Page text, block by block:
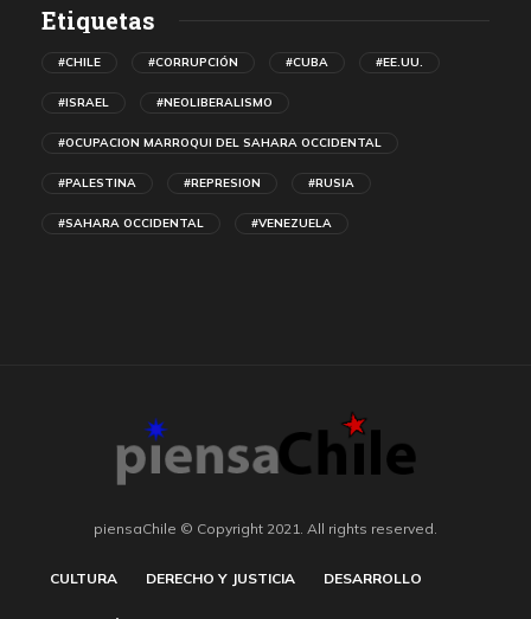
Etiquetas
#CHILE #CORRUPCIÓN #CUBA #EE.UU.
#ISRAEL #NEOLIBERALISMO
#OCUPACION MARROQUI DEL SAHARA OCCIDENTAL
#PALESTINA #REPRESION #RUSIA
#SAHARA OCCIDENTAL #VENEZUELA
piensaChile © Copyright 2021. All rights reserved.
CULTURA DERECHO Y JUSTICIA DESARROLLO